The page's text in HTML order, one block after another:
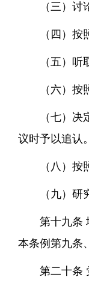
（三）
（四）按
（五）
（六）
（七）
议时予以追认。
（八）
（九）
第十九条
本条例第九条
第二十条